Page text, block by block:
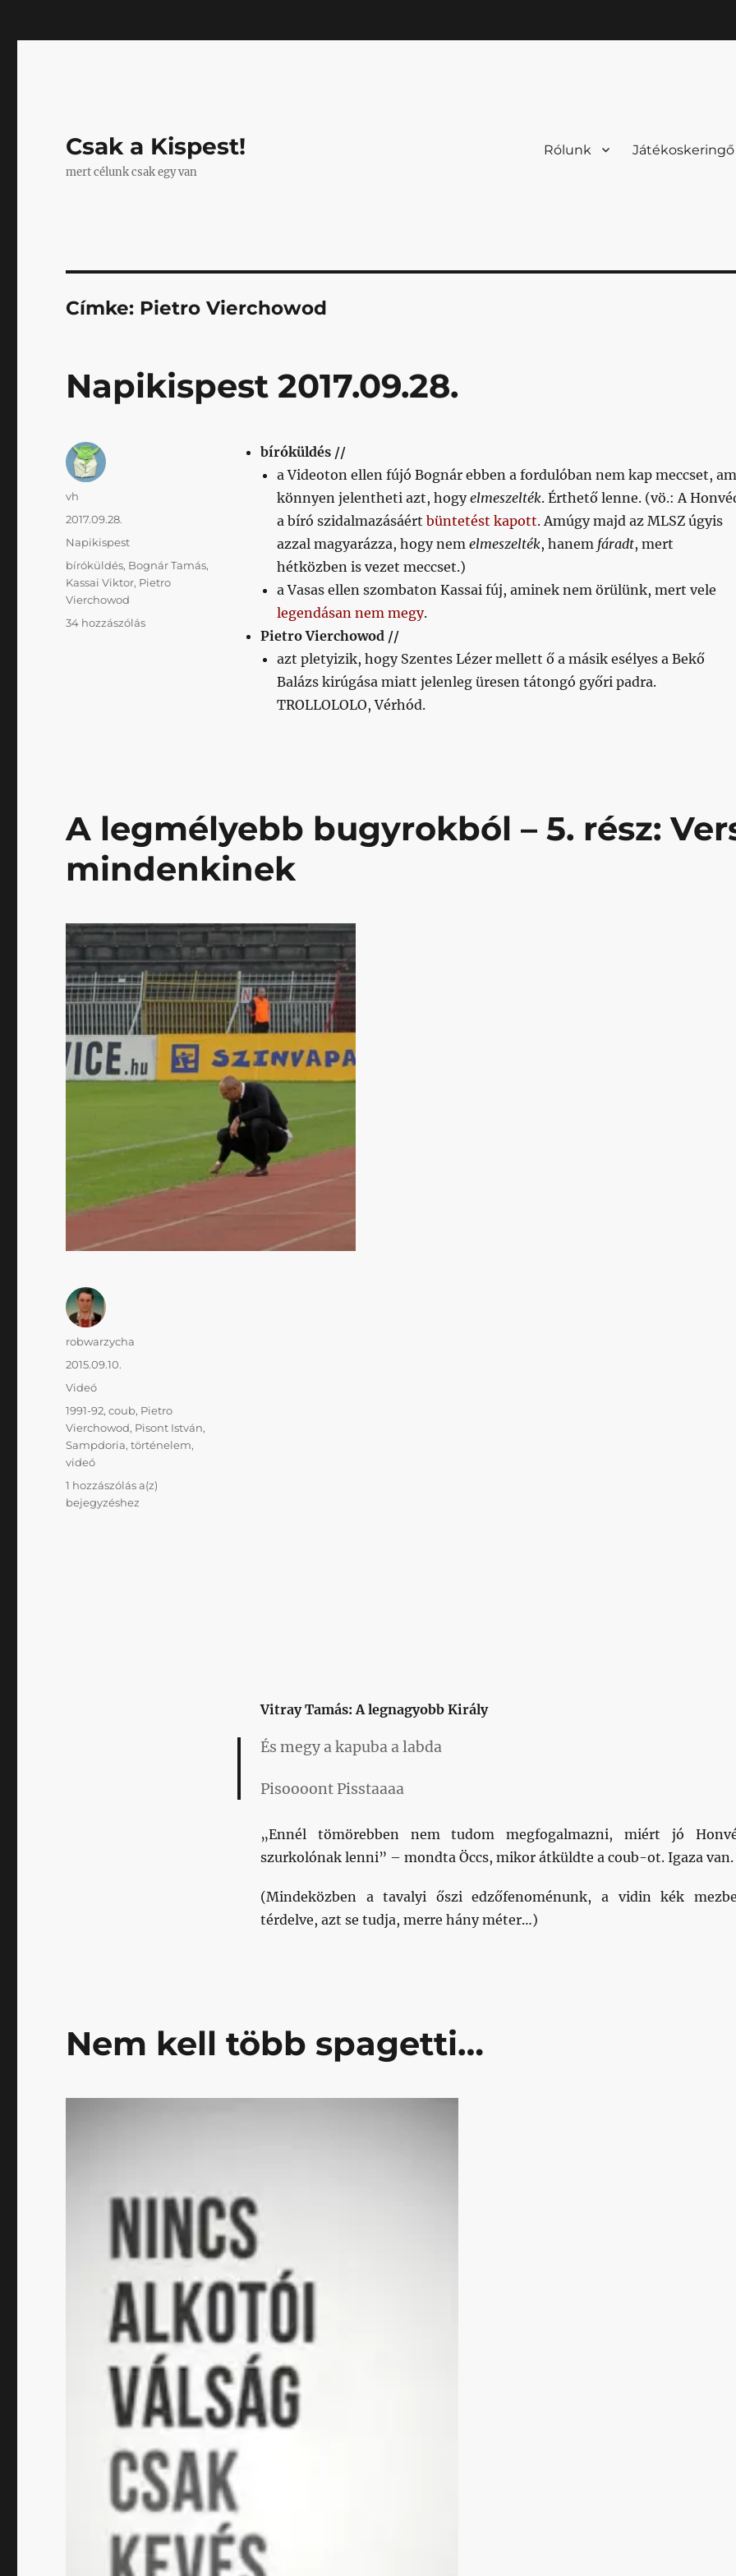
Csak a Kispest!
mert célunk csak egy van
Rólunk Játékoskeringő
Címke: Pietro Vierchowod
Napikispest 2017.09.28.
bíróküldés //
a Videoton ellen fújó Bognár ebben a fordulóban nem kap meccset,
könnyen jelentheti azt, hogyelmeszelték. Érthető lenne. (vö.: A
a bíró szidalmazásáért büntetést kapott. Amúgy majd az MLSZ úgyis
azzal magyarázza, hogy nem elmeszelték, hanem fáradt, mert
hétközben is vezet meccset.)
a Vasas ellen szombaton Kassai fúj, aminek nem örülünk, mert vele
legendásan nem megy.
Pietro Vierchowod //
azt pletyizik, hogy Szentes Lézer mellett ő a másik esélyes a Bekő
Balázs kirúgása miatt jelenleg üresen tátongó győri padra.
TROLLOLOLO, Vérhód.
Szerző
vh
Közzétéve
2017.09.28.
Kategória
Napikispest
Címke
bíróküldés, Bognár Tamás,
Kassai Viktor, Pietro
Vierchowod
34 hozzászólásNapikispest
A legmélyebb bugyrokból – 5. rész:
mindenkinek
Vitray Tamás: A legnagyobb Király
És megy a kapuba a labda
Pisoooont Pisstaaaa
„Ennél tömörebben nem tudom megfogalmazni, miért jó
szurkolónak lenni” – mondta Öccs, mikor átküldte a coub-ot. Igaza van.
(Mindeközben a tavalyi őszi edzőfenoménunk, a vidin kék
térdelve, azt se tudja, merre hány méter…)
Szerző
robwarzycha
Közzétéve
2015.09.10.
Kategória
Videó
Címke
1991-92,coub, Pietro
Vierchowod, Pisont István,
Sampdoria,történelem,
videó
1 hozzászólás a(z)
bejegyzéshez
Nem kell több spagetti…